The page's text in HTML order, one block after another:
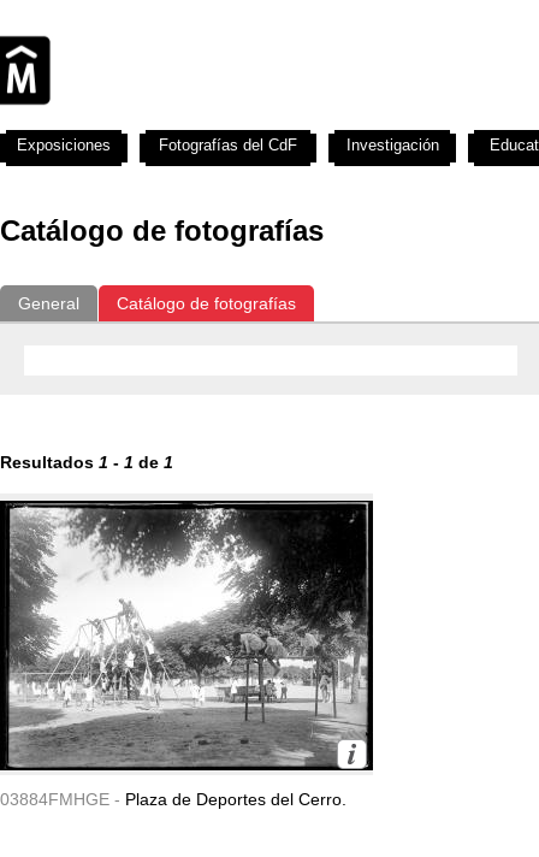
Catálogo de fotografías
General Catálogo de fotografías
Resultados 1 - 1 de 1
03884FMHGE - Plaza de Deportes del Cerro.
Exposiciones Fotografías del CdF Investigación